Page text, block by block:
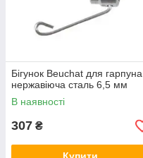
Бігунок Beuchat для гарпуна
нержавіюча сталь 6,5 мм
В наявності
307 ₴